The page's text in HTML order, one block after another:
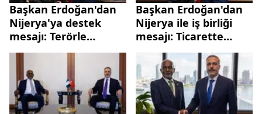
Başkan Erdoğan'dan
Nijerya'ya destek
mesajı: Terörle
mücadelede
yanınızdayız
Başkan Erdoğan'dan
Nijerya ile iş birliği
mesajı: Ticarette
hedef 5 milyar dolar |
2 ülke arasında 9
anlaşma